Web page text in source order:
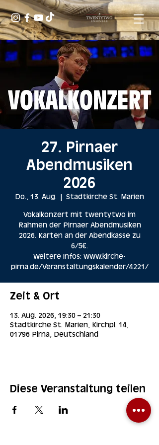
27. Pirnaer
Abendmusiken
2026
Do., 13. Aug. Stadtkirche St. Marien
Vokalkonzert mit twentytwo im
Rahmen der Pirnaer Abendmusiken
2026. Karten an der Abendkasse zu
6/5€.
Weitere Infos: www.kirche-
pirna.de/Veranstaltungskalender/4221/
Zeit & Ort
13. Aug. 2026, 19:30 – 21:30
Stadtkirche St. Marien, Kirchpl. 14,
01796 Pirna, Deutschland
Diese Veranstaltung teilen